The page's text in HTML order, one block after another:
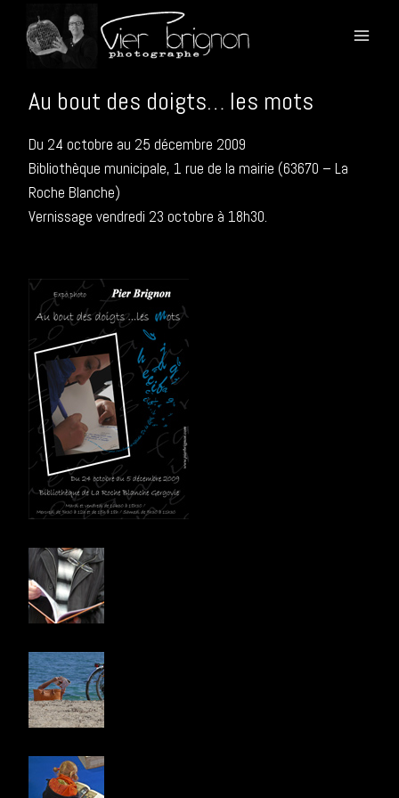
contenu
.
Au bout des doigts… les mots
Du 24 octobre au 25 décembre 2009
Bibliothèque municipale, 1 rue de la mairie (63670 – La
Roche Blanche)
Vernissage vendredi 23 octobre à 18h30.